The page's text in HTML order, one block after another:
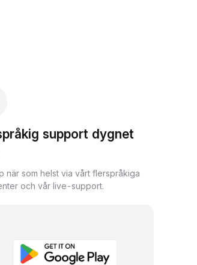
support dygnet
när som helst via vårt flerspråkiga
och vår live-support.